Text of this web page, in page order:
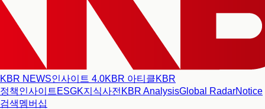
KBR NEWS인사이트 4.0KBR 아티클KBR
정책인사이트 ESGK지식사전 KBR AnalysisGlobal RadarNotice
검색멤버십